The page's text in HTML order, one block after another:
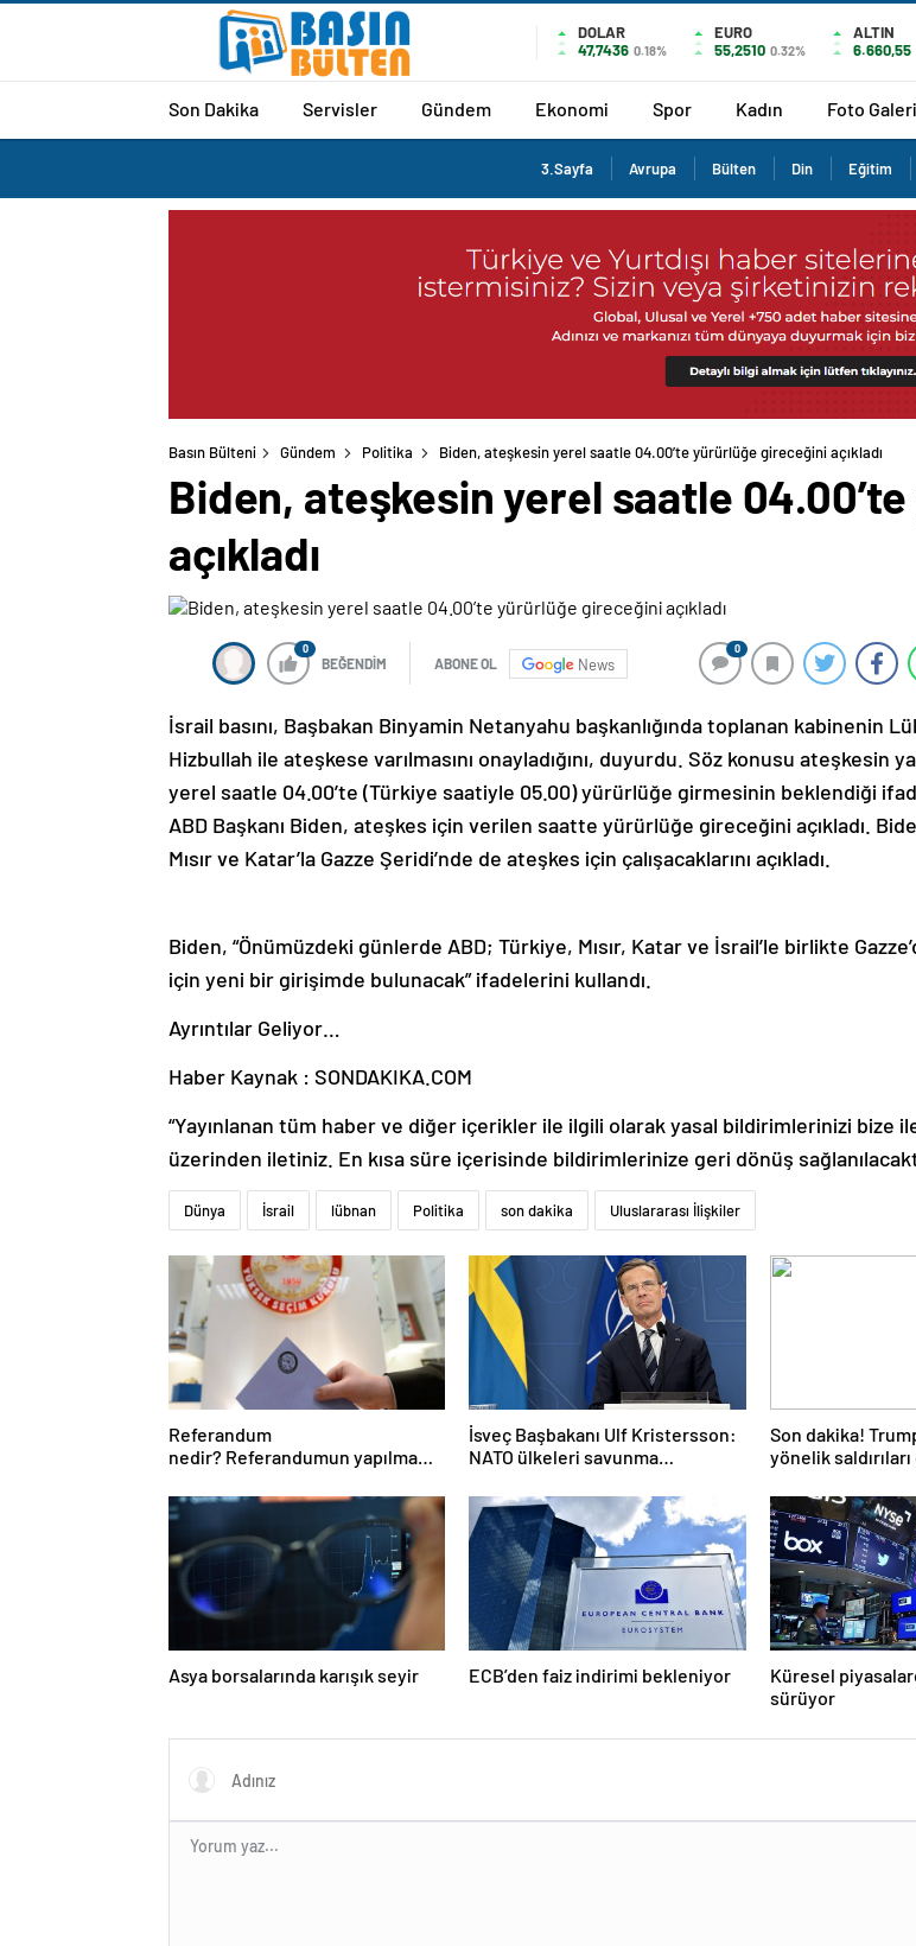
DOLAR
47,7436 0.18%
EURO
55,2510 0.32%
ALTIN
6.660,55
Son Dakika Servisler Gündem Ekonomi Spor Kadın Foto Galeri
3.Sayfa Avrupa Bülten Din Eğitim
Basın Bülteni Gündem Politika Biden, ateşkesin yerel saatle 04.00’te yürürlüğe gireceğini açıkladı
Biden, ateşkesin yerel saatle
açıkladı
0
BEĞENDİM ABONE OL News
0
İsrail basını, Başbakan Binyamin Netanyahu başkanlığında toplanan kabinenin
Hizbullah ile ateşkese varılmasını onayladığını, duyurdu. Söz konusu ateşkesin
yerel saatle 04.00’te (Türkiye saatiyle 05.00) yürürlüğe girmesinin beklendiği
ABD Başkanı Biden, ateşkes için verilen saatte yürürlüğe gireceğini açıkladı.
Mısır ve Katar’la Gazze Şeridi’nde de ateşkes için çalışacaklarını açıkladı.
Biden, “Önümüzdeki günlerde ABD; Türkiye, Mısır, Katar ve İsrail’le birlikte
için yeni bir girişimde bulunacak” ifadelerini kullandı.
Ayrıntılar Geliyor…
Haber Kaynak : SONDAKIKA.COM
“Yayınlanan tüm haber ve diğer içerikler ile ilgili olarak yasal bildirimlerinizi bize
üzerinden iletiniz. En kısa süre içerisinde bildirimlerinize geri dönüş
Dünya İsrail lübnan Politika son dakika Uluslararası İlişkiler
Referandum
nedir? Referandumun yapılma
İsveç Başbakanı Ulf Kristersson:
NATO ülkeleri savunma
Son dakika!
yönelik
Asya borsalarında karışık seyir ECB’den faiz indirimi bekleniyor
Küresel
sürüyor